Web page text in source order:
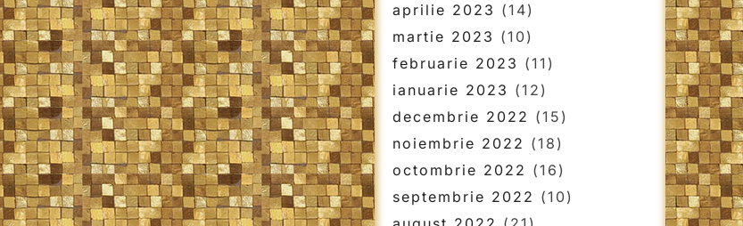
aprilie 2023 (14)
martie 2023 (10)
februarie 2023 (11)
ianuarie 2023 (12)
decembrie 2022 (15)
noiembrie 2022 (18)
octombrie 2022 (16)
septembrie 2022 (10)